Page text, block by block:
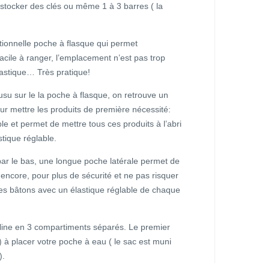
des clés ou même 1 à 3 barres ( la
poche à flasque qui permet
à ranger, l’emplacement n’est pas trop
Très pratique!
sur le la poche à flasque, on retrouve un
mettre les produits de première nécessité:
et permet de mettre tous ces produits à l’abri
réglable.
le bas, une longue poche latérale permet de
pour plus de sécurité et ne pas risquer
bâtons avec un élastique réglable de chaque
en 3 compartiments séparés. Le premier
placer votre poche à eau ( le sac est muni